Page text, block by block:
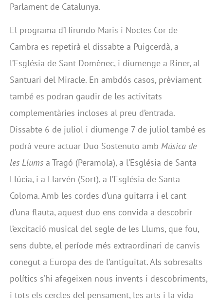
Parlament de Catalunya.
El programa d’Hirundo Maris i Noctes Cor de
Cambra es repetirà el dissabte a Puigcerdà, a
l’Església de Sant Domènec, i diumenge a Riner, al
Santuari del Miracle. En ambdós casos, prèviament
també es podran gaudir de les activitats
complementàries incloses al preu d’entrada.
Dissabte 6 de juliol i diumenge 7 de juliol també es
podrà veure actuar Duo Sostenuto amb Música de
les Llums a Tragó (Peramola), a l’Església de Santa
Llúcia, i a Llarvén (Sort), a l’Església de Santa
Coloma. Amb les cordes d’una guitarra i el cant
d’una flauta, aquest duo ens convida a descobrir
l’excitació musical del segle de les Llums, que fou,
sens dubte, el període més extraordinari de canvis
conegut a Europa des de l’antiguitat. Als sobresalts
polítics s’hi afegeixen nous invents i descobriments,
i tots els cercles del pensament, les arts i la vida